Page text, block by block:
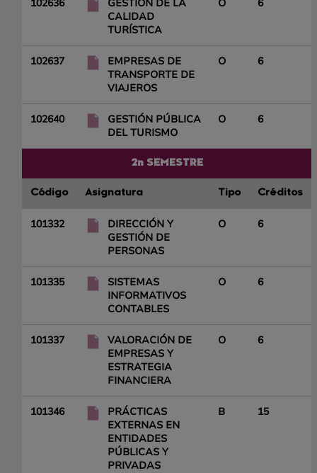
102636
GESTIÓN DE LA
CALIDAD
TURÍSTICA
O 6
102637
EMPRESAS DE
TRANSPORTE DE
VIAJEROS
O 6
102640
GESTIÓN PÚBLICA
DEL TURISMO
O 6
2n SEMESTRE
Código Asignatura Tipo Créditos
101332
DIRECCIÓN Y
GESTIÓN DE
PERSONAS
O 6
101335
SISTEMAS
INFORMATIVOS
CONTABLES
O 6
101337
VALORACIÓN DE
EMPRESAS Y
ESTRATEGIA
FINANCIERA
O 6
101346
PRÁCTICAS
EXTERNAS EN
ENTIDADES
PÚBLICAS Y
PRIVADAS
B 15